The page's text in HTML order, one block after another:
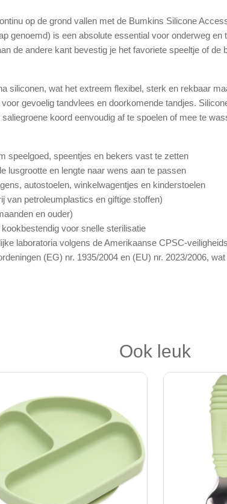
op de grond vallen met de Bumkins Silicone
genoemd) is een absolute essential voor onderweg
de andere kant bevestig je het favoriete speeltje of
siliconen, wat het extreem flexibel, sterk en rekbaar
gevoelig tandvlees en doorkomende tandjes.
koord eenvoudig af te spoelen of mee te
speelgoed, speentjes en bekers vast te zetten
lusgrootte en lengte naar wens aan te passen
autostoelen, winkelwagentjes en kinderstoelen
van petroleumplastics en giftige stoffen)
en ouder)
voor snelle sterilisatie
laboratoria volgens de Amerikaanse CPSC-
(EG) nr. 1935/2004 en (EU) nr. 2023/2006,
Ook leuk